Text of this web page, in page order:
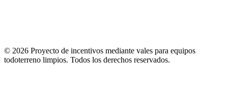
© 2026 Proyecto de incentivos mediante vales para equipos
todoterreno limpios. Todos los derechos reservados.